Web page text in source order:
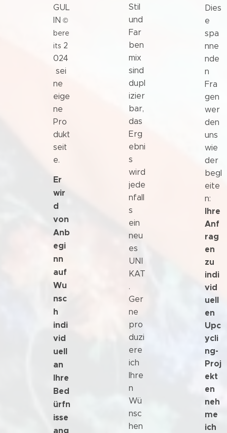
GUL
IN ©
bere
its 2
024
sei
ne
eige
ne
Pro
dukt
seit
e.
Er
wir
d
von
Anb
egi
nn
auf
Wu
nsc
h
indi
vid
uell
an
Ihre
Bed
ürfn
isse
ang
Stil
und
Far
ben
mix
sind
dupl
izier
bar,
das
Erg
ebni
s
wird
jede
nfall
s
ein
neu
es
UNI
KAT
.
Ger
ne
pro
duzi
ere
ich
Ihre
n
Wü
nsc
hen
Dies
e
spa
nne
nde
n
Fra
gen
wer
den
uns
wie
der
begl
eite
n:
Ihre
Anf
rag
en
zu
indi
vid
uell
en
Upc
ycli
ng-
Proj
ekt
en
neh
me
ich